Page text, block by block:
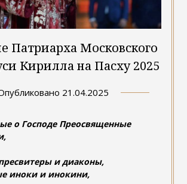
Патриарха Московского
Кирилла на Пасху 2025
21.04.2025
о Господе Преосвященные
и диаконы,
иноки и инокини,